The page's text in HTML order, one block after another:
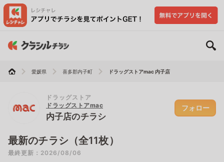
愛媛県 喜多郡内子町 ドラッグストアmac 内子店
ドラッグストア
ドラッグストアmac
内子店のチラシ
フォロー
最新のチラシ（全11枚）
最終更新：2026/08/06